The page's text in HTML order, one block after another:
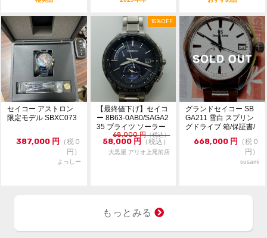
セイコー アストロン
限定モデル SBXC073
387,000 円 （税０
円）
よっしー
15%OFF
【最終値下げ】セイコ
ー 8B63-0AB0/SAGA2
35 ブライツ ソーラー
クォ...68,000 円（税込）
58,000 円 （税込）
大黒屋 アリオ上尾前店
グランドセイコー SB
GA211 雪白 スプリン
グドライブ 箱/保証書/
668,000 円 （税０
円）
susami
もっとみる